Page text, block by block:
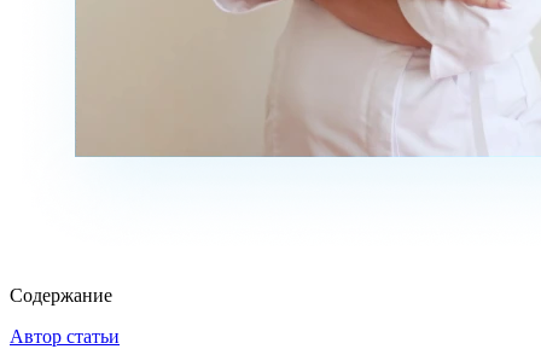
Содержание
Автор статьи